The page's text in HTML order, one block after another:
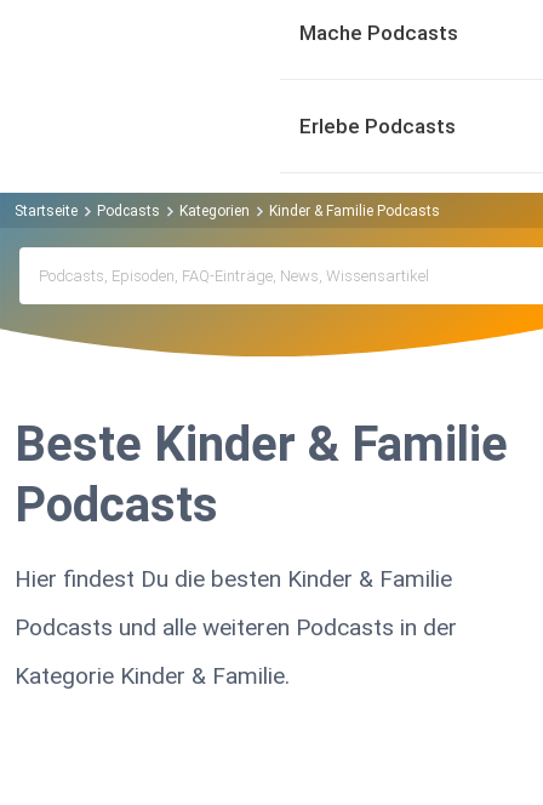
Mache Podcasts
Erlebe Podcasts
Startseite Podcasts Kategorien Kinder & Familie Podcasts
Beste Kinder & Familie
Podcasts
Hier findest Du die besten Kinder & Familie
Podcasts und alle weiteren Podcasts in der
Kategorie Kinder & Familie.